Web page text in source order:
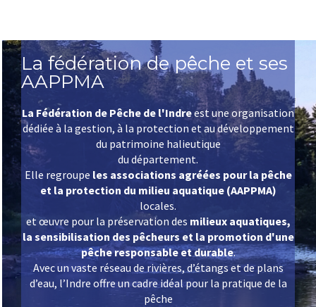
La fédération de pêche et ses
AAPPMA
La Fédération de Pêche de l'Indreest une organisation
dédiée à la gestion, à la protection et au développement
du patrimoine halieutique
du département.
Elle regroupe les associations agréées pour la pêche
et la protection du milieu aquatique (AAPPMA)
locales.
et œuvre pour la préservation des milieux aquatiques,
la sensibilisation des pêcheurs et la promotion d'une
pêche responsable et durable.
Avec un vaste réseau de rivières, d’étangs et de plans
d’eau, l’Indre offre un cadre idéal pour la pratique de la
pêche